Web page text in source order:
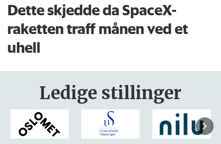
Dette skjedde da SpaceX-
raketten traff månen ved et
uhell
Ledige stillinger